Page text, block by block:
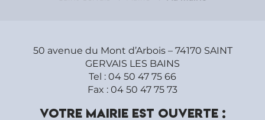
50 avenue du Mont d’Arbois – 74170 SAINT
GERVAIS LES BAINS
Tel : 04 50 47 75 66
Fax : 04 50 47 75 73
Votre mairie est ouverte :